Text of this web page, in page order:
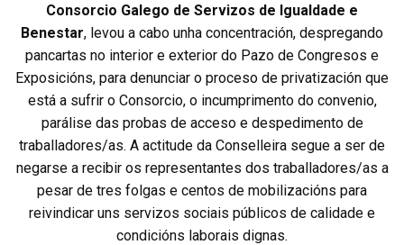
Consorcio Galego de Servizos de Igualdade e
Benestar, levou a cabo unha concentración, despregando
pancartas no interior e exterior do Pazo de Congresos e
Exposicións, para denunciar o proceso de privatización que
está a sufrir o Consorcio, o incumprimento do convenio,
parálise das probas de acceso e despedimento de
traballadores/as. A actitude da Conselleira segue a ser de
negarse a recibir os representantes dos traballadores/as a
pesar de tres folgas e centos de mobilizacións para
reivindicar uns servizos sociais públicos de calidade e
condicións laborais dignas.